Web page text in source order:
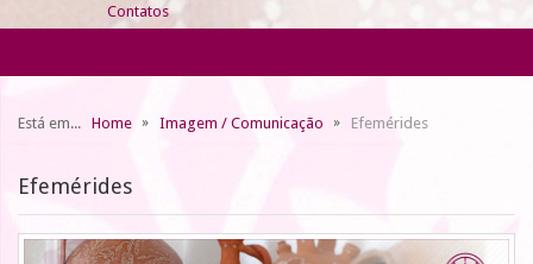
Contatos
Está em... Home Imagem / Comunicação Efemérides
Efemérides